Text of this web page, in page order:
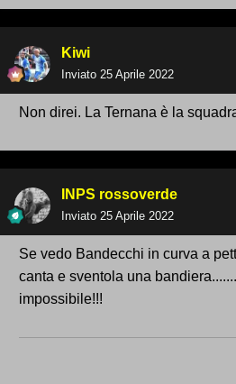
Kiwi
Inviato 25 Aprile 2022
Non direi. La Ternana è la
INPS rossoverde
Inviato 25 Aprile 2022
Se vedo Bandecchi in curva a
canta e sventola una
impossibile!!!